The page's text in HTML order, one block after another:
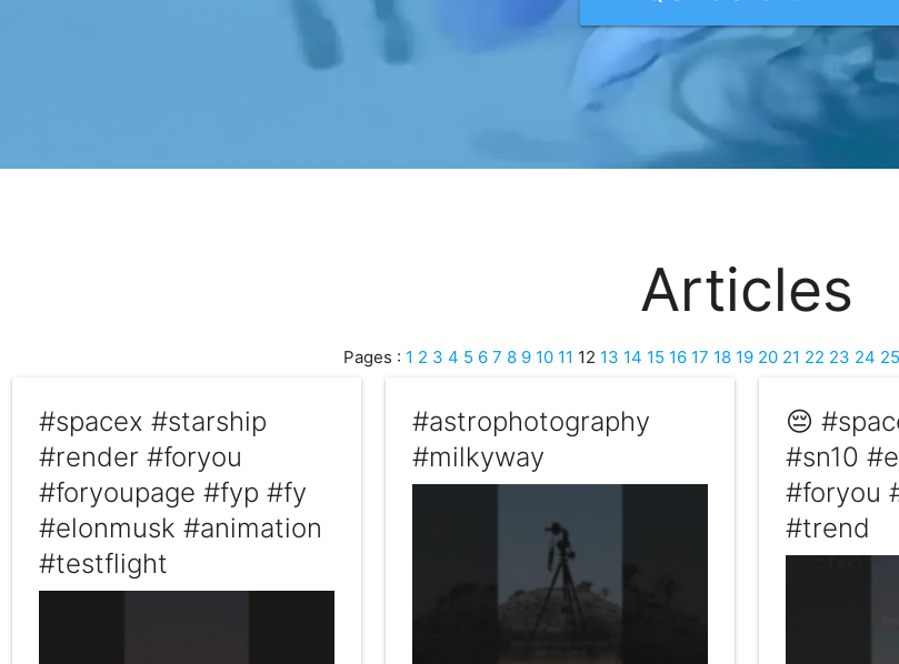
Articles
Pages : 1 2 3 4 5 6 7 8 9 10 11 12 13 14 15 16 17 18 19 20 21 22 23 24 25
#spacex #starship
#render #foryou
#foryoupage #fyp #fy
#elonmusk #animation
#testflight
#astrophotography
#milkyway
😔
#sn10
#foryou
#trend